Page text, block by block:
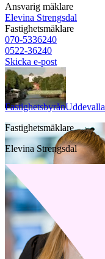
Ansvarig mäklare
Elevina Strengsdal
Fastighetsmäklare
070-5336240
0522-36240
Skicka e-post
FastighetsbyrånUddevalla
Fastighetsmäklare
Elevina Strengsdal